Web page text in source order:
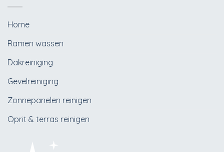
Home
Ramen wassen
Dakreiniging
Gevelreiniging
Zonnepanelen reinigen
Oprit & terras reinigen